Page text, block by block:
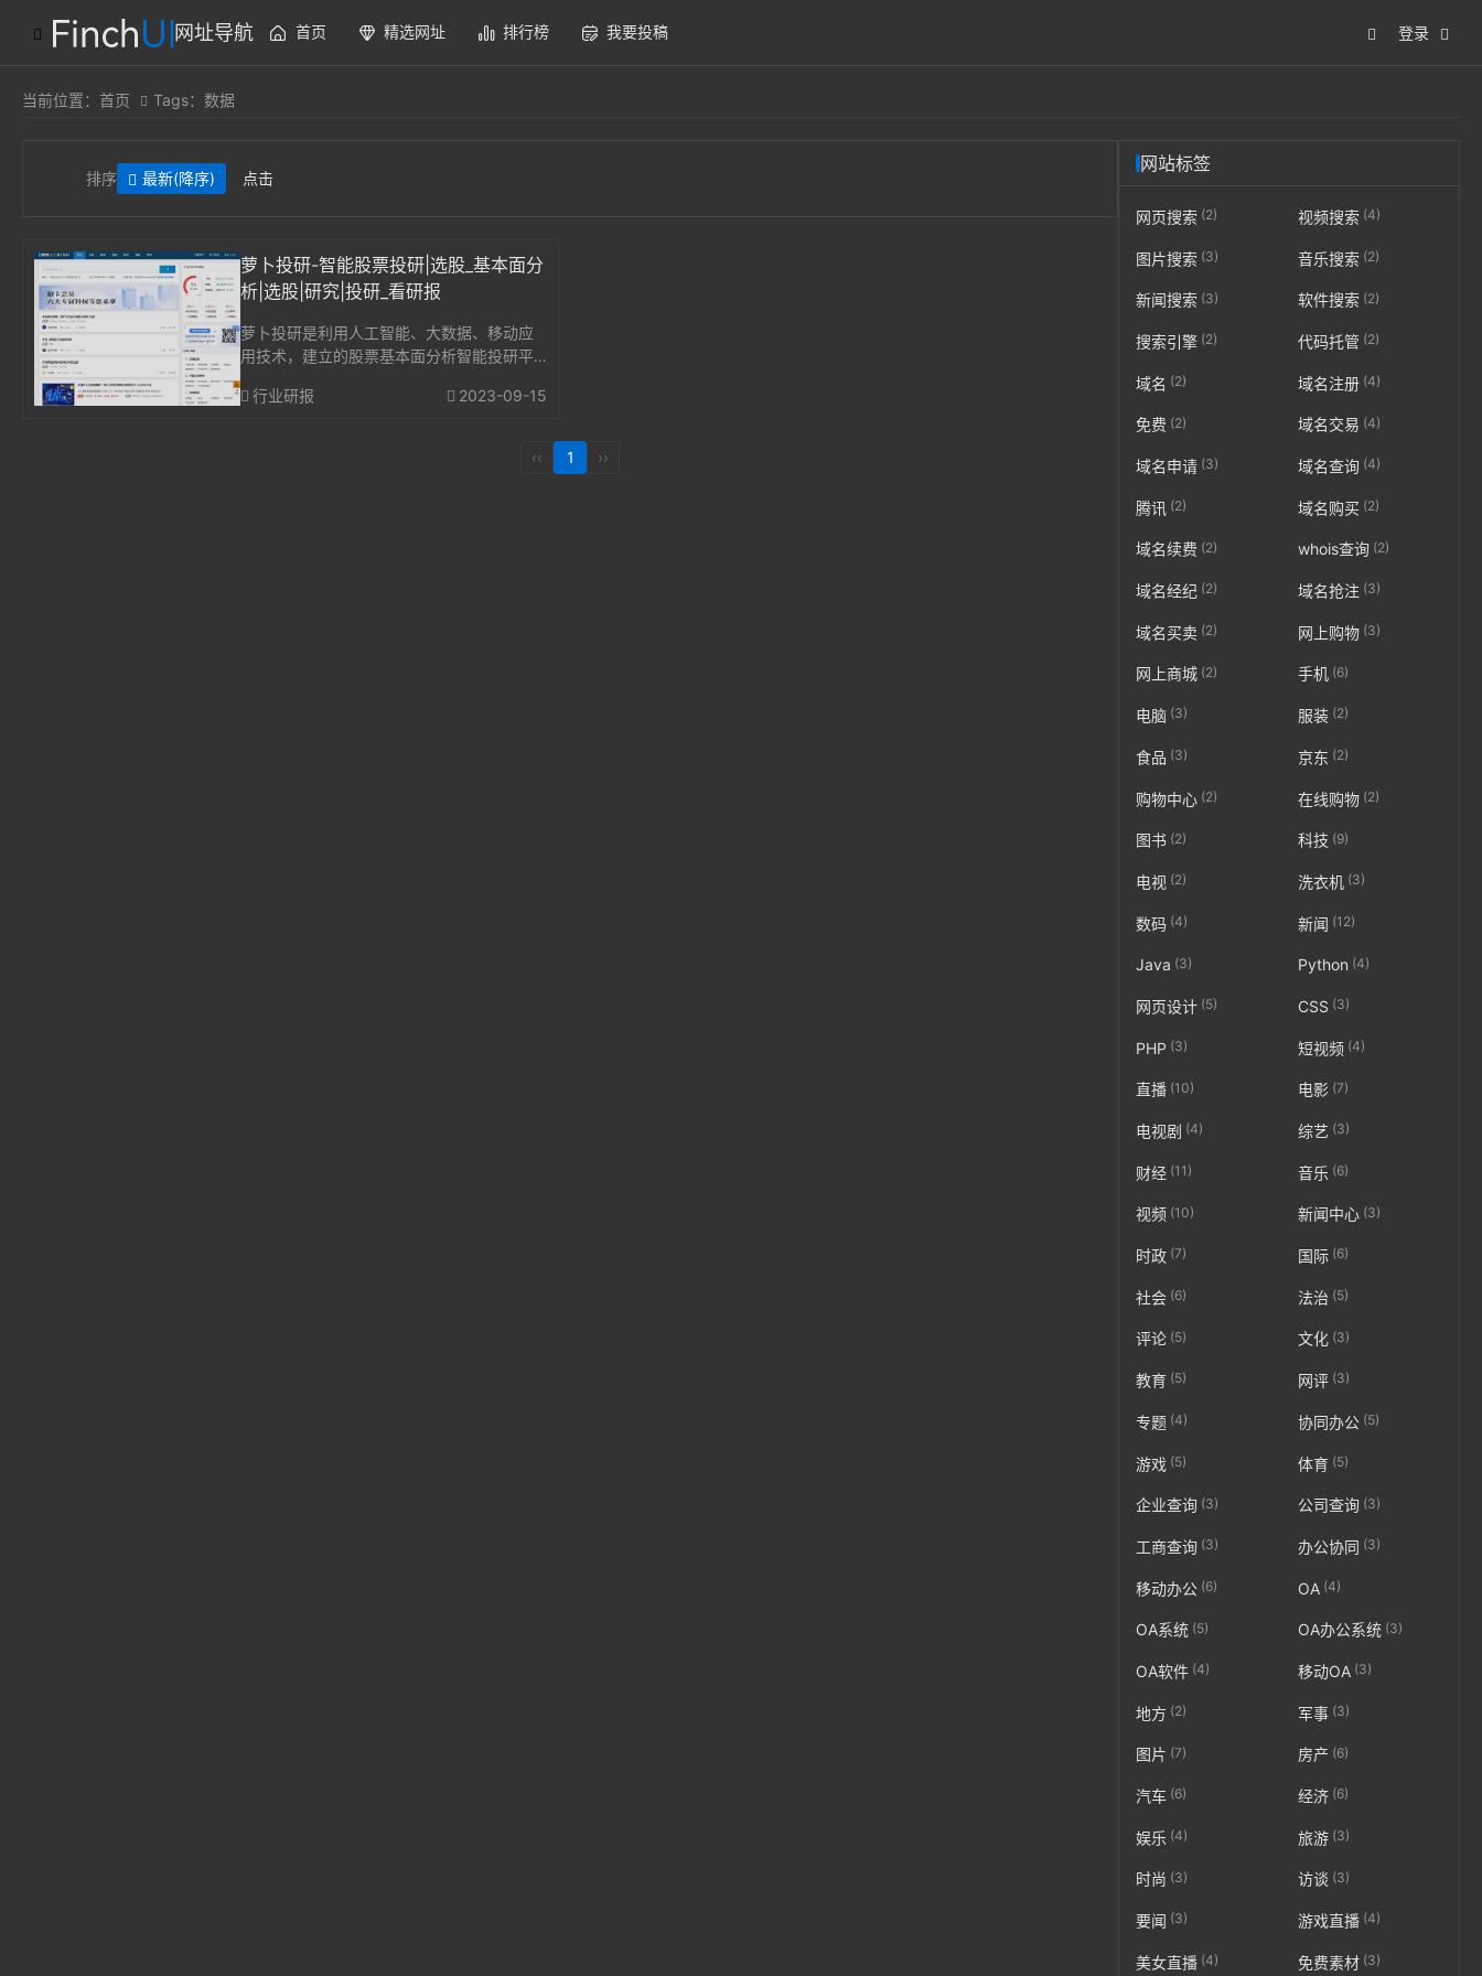
网址导航 首页 精选网址 排行榜 我要投稿 登录
当前位置： 首页 Tags：数据
排序 最新(降序) 点击
萝卜投研-智能股票投研|选股_基本面分
析|选股|研究|投研_看研报
萝卜投研是利用人工智能、大数据、移动应
用技术，建立的股票基本面分析智能投研平
告，研报，财报，数据等信息，满足用户对
行业研报 2023-09-15
‹‹ 1 ››
网站标签
网页搜索 (2) 视频搜索 (4)
图片搜索 (3) 音乐搜索 (2)
新闻搜索 (3) 软件搜索 (2)
搜索引擎 (2) 代码托管 (2)
域名 (2) 域名注册(4)
免费 (2) 域名交易 (4)
域名申请 (3) 域名查询(4)
腾讯 (2) 域名购买 (2)
域名续费 (2) whois查询(2)
域名经纪 (2) 域名抢注 (3)
域名买卖 (2) 网上购物(3)
网上商城 (2) 手机 (6)
电脑 (3) 服装(2)
食品 (3) 京东 (2)
购物中心 (2) 在线购物(2)
图书 (2) 科技 (9)
电视 (2) 洗衣机 (3)
数码 (4) 新闻 (12)
Java (3) Python (4)
网页设计 (5) CSS (3)
PHP (3) 短视频(4)
直播 (10) 电影 (7)
电视剧 (4) 综艺 (3)
财经 (11) 音乐 (6)
视频 (10) 新闻中心 (3)
时政 (7) 国际(6)
社会 (6) 法治 (5)
评论 (5) 文化 (3)
教育 (5) 网评(3)
专题 (4) 协同办公(5)
游戏 (5) 体育(5)
企业查询 (3) 公司查询(3)
工商查询 (3) 办公协同 (3)
移动办公 (6) OA (4)
OA系统 (5) OA办公系统(3)
OA软件 (4) 移动OA (3)
地方 (2) 军事 (3)
图片 (7) 房产 (6)
汽车 (6) 经济(6)
娱乐 (4) 旅游(3)
时尚 (3) 访谈 (3)
要闻 (3) 游戏直播(4)
美女直播 (4) 免费素材(3)